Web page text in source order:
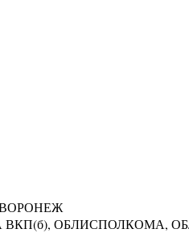
ВОРОНЕЖ
ОБЛИСПОЛКОМА,